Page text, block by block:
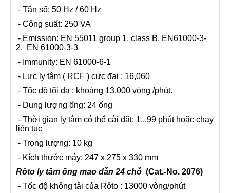
- Tần số: 50 Hz / 60 Hz
- Công suất: 250 VA
- Emission: EN 55011 group 1, class B, EN61000-3-
2, EN 61000-3-3
- Immunity: EN 61000-6-1
- Lực ly tâm ( RCF ) cực đại : 16,060
- Tốc độ tối đa : khoảng 13.000 vòng /phút.
- Dung lượng ống: 24 ống
- Thời gian ly tâm có thể cài đặt: 1...99 phút hoặc chạy
liên tục
- Trọng lượng: 10 kg
- Kích thước máy: 247 x 275 x 330 mm
Rôto ly tâm ống mao dẫn 24 chỗ (Cat.-No. 2076)
- Tốc độ không tải của Rôto : 13000 vòng/phút